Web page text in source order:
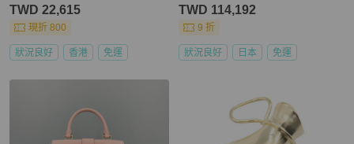
TWD 22,615
現折 800
狀況良好 香港 免運
TWD 114,192
9 折
狀況良好 日本 免運